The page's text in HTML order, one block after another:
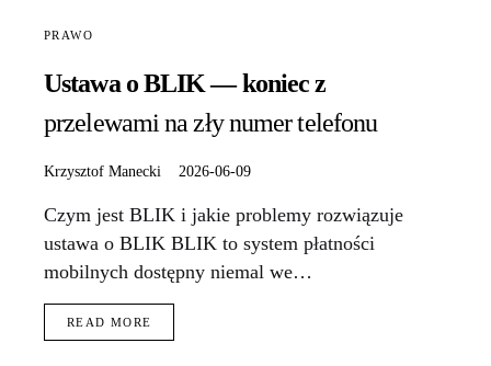
PRAWO
Ustawa o BLIK — koniec z
przelewami na zły numer telefonu
Krzysztof Manecki 2026-06-09
Czym jest BLIK i jakie problemy rozwiązuje
ustawa o BLIK BLIK to system płatności
mobilnych dostępny niemal we…
READ MORE